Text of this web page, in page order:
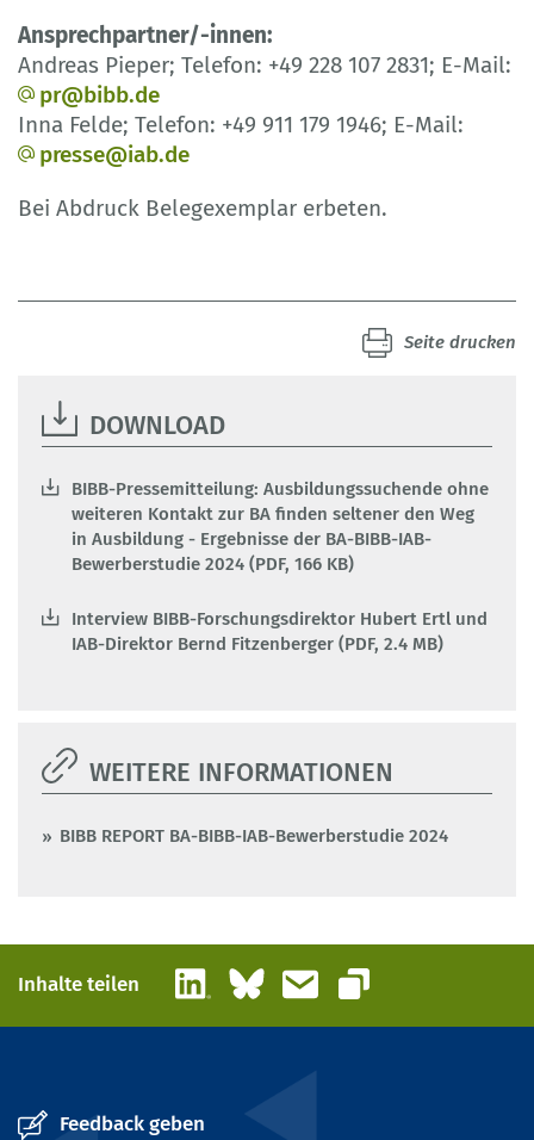
Ansprechpartner/-innen:
Andreas Pieper; Telefon: +49 228 107 2831; E-Mail:
pr@bibb.de
Inna Felde; Telefon: +49 911 179 1946; E-Mail:
presse@iab.de
Bei Abdruck Belegexemplar erbeten.
Seite drucken
DOWNLOAD
BIBB-Pressemitteilung: Ausbildungssuchende ohne
weiteren Kontakt zur BA finden seltener den Weg
in Ausbildung - Ergebnisse der BA-BIBB-IAB-
Bewerberstudie 2024 (PDF, 166 KB)
Interview BIBB-Forschungsdirektor Hubert Ertl und
IAB-Direktor Bernd Fitzenberger (PDF, 2.4 MB)
WEITERE INFORMATIONEN
BIBB REPORT BA-BIBB-IAB-Bewerberstudie 2024
Inhalte teilen LinkedInBlueskyE-Mail
Link kopieren
Feedback geben